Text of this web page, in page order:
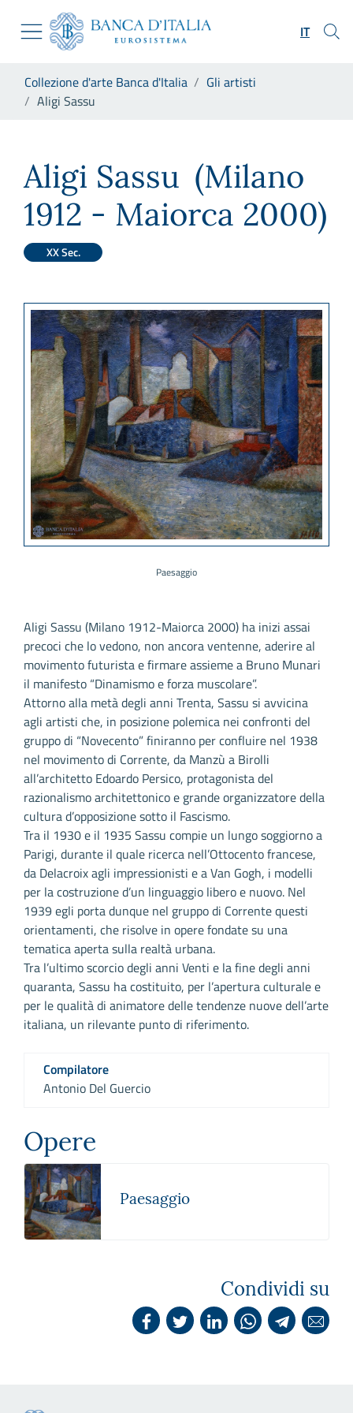
Skip to Main Content
Vai al sito istituzionale
Vai al menu di navigazione
Vai alla ricerca
Vai al footer
IT
Collezione d'arte Banca d'Italia
Gli artisti
Aligi Sassu
Aligi Sassu (Milano
1912 - Maiorca 2000)
XX Sec.
Paesaggio
Aligi Sassu (Milano 1912-Maiorca 2000) ha inizi assai
precoci che lo vedono, non ancora ventenne, aderire al
movimento futurista e firmare assieme a Bruno Munari
il manifesto “Dinamismo e forza muscolare”.
Attorno alla metà degli anni Trenta, Sassu si avvicina
agli artisti che, in posizione polemica nei confronti del
gruppo di “Novecento” finiranno per confluire nel 1938
nel movimento di Corrente, da Manzù a Birolli
all’architetto Edoardo Persico, protagonista del
razionalismo architettonico e grande organizzatore della
cultura d’opposizione sotto il Fascismo.
Tra il 1930 e il 1935 Sassu compie un lungo soggiorno a
Parigi, durante il quale ricerca nell’Ottocento francese,
da Delacroix agli impressionisti e a Van Gogh, i modelli
per la costruzione d’un linguaggio libero e nuovo. Nel
1939 egli porta dunque nel gruppo di Corrente questi
orientamenti, che risolve in opere fondate su una
tematica aperta sulla realtà urbana.
Tra l’ultimo scorcio degli anni Venti e la fine degli anni
quaranta, Sassu ha costituito, per l’apertura culturale e
per le qualità di animatore delle tendenze nuove dell’arte
italiana, un rilevante punto di riferimento.
Compilatore
Antonio Del Guercio
Opere
Paesaggio
Condividi su